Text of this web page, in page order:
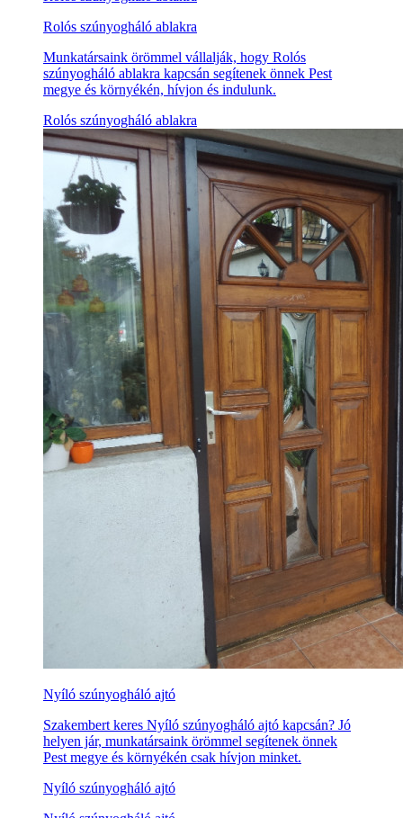
Rolós szúnyogháló ablakra
Munkatársaink örömmel vállalják, hogy Rolós
szúnyogháló ablakra kapcsán segítenek önnek Pest
megye és környékén, hívjon és indulunk.
Rolós szúnyogháló ablakra
Nyíló szúnyogháló ajtó
Szakembert keres Nyíló szúnyogháló ajtó kapcsán? Jó
helyen jár, munkatársaink örömmel segítenek önnek
Pest megye és környékén csak hívjon minket.
Nyíló szúnyogháló ajtó